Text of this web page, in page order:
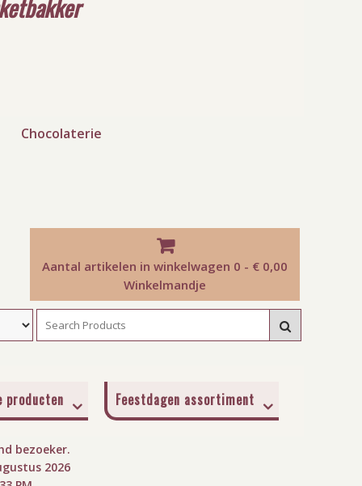
Chocolaterie
Aantal artikelen in winkelwagen 0 - € 0,00
Winkelmandje
producten Feestdagen assortiment
bezoeker.
2026